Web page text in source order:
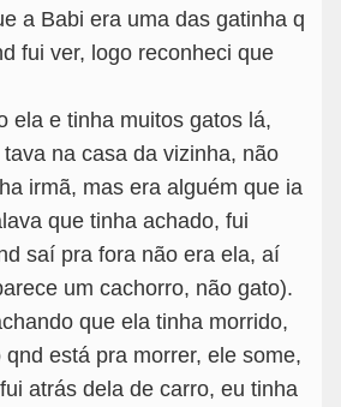
a Babi era uma das gatinha q
fui ver, logo reconheci que
ela e tinha muitos gatos lá,
na casa da vizinha, não
irmã, mas era alguém que ia
que tinha achado, fui
saí pra fora não era ela, aí
um cachorro, não gato).
que ela tinha morrido,
está pra morrer, ele some,
atrás dela de carro, eu tinha